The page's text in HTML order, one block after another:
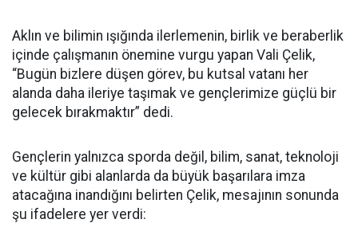
Aklın ve bilimin ışığında ilerlemenin, birlik ve beraberlik
içinde çalışmanın önemine vurgu yapan Vali Çelik,
“Bugün bizlere düşen görev, bu kutsal vatanı her
alanda daha ileriye taşımak ve gençlerimize güçlü bir
gelecek bırakmaktır” dedi.
Gençlerin yalnızca sporda değil, bilim, sanat, teknoloji
ve kültür gibi alanlarda da büyük başarılara imza
atacağına inandığını belirten Çelik, mesajının sonunda
şu ifadelere yer verdi: